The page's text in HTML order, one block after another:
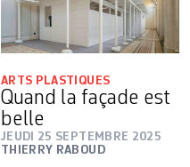
ARTS PLASTIQUES
Quand la façade est
belle
JEUDI 25 SEPTEMBRE 2025
THIERRY RABOUD